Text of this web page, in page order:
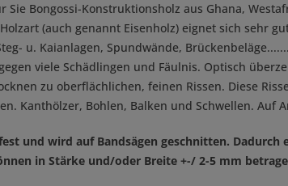
Bongossi-Konstruktionsholz aus Ghana,
(auch genannt Eisenholz) eignet sich sehr
u. Kaianlagen, Spundwände,
viele Schädlingen und Fäulnis. Optisch
zu oberflächlichen, feinen Rissen. Diese
Kanthölzer, Bohlen, Balken und Schwellen.
und wird auf Bandsägen geschnitten. Dadurch
in Stärke und/oder Breite +-/ 2-5 mm